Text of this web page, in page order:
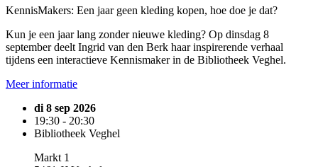
KennisMakers: Een jaar geen kleding kopen, hoe doe je dat?
Kun je een jaar lang zonder nieuwe kleding? Op dinsdag 8
september deelt Ingrid van den Berk haar inspirerende verhaal
tijdens een interactieve Kennismaker in de Bibliotheek Veghel.
Meer informatie
di 8 sep 2026
19:30 - 20:30
Bibliotheek Veghel
Markt 1